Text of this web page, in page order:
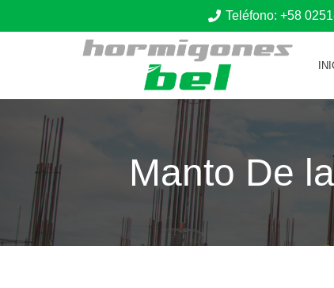
Teléfono: +58
Manto De